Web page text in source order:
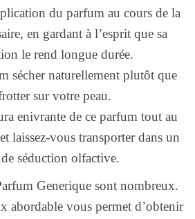
du parfum au cours de la
en gardant à l’esprit que sa
le rend longue durée.
sécher naturellement plutôt que
sur votre peau.
enivrante de ce parfum tout au
laissez-vous transporter dans un
séduction olfactive.
Generique sont nombreux.
abordable vous permet d’obtenir